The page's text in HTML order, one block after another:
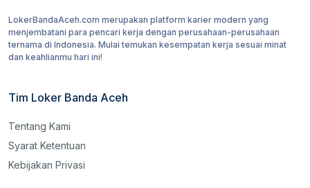
LokerBandaAceh.com merupakan platform karier modern yang
menjembatani para pencari kerja dengan perusahaan-perusahaan
ternama di Indonesia. Mulai temukan kesempatan kerja sesuai minat
dan keahlianmu hari ini!
Tim Loker Banda Aceh
Tentang Kami
Syarat Ketentuan
Kebijakan Privasi